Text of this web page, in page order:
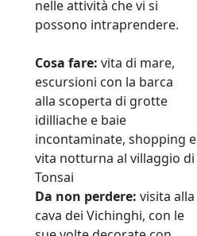
nelle attività che vi si
possono intraprendere.
Cosa fare: vita di mare,
escursioni con la barca
alla scoperta di grotte
idilliache e baie
incontaminate, shopping e
vita notturna al villaggio di
Tonsai
Da non perdere: visita alla
cava dei Vichinghi, con le